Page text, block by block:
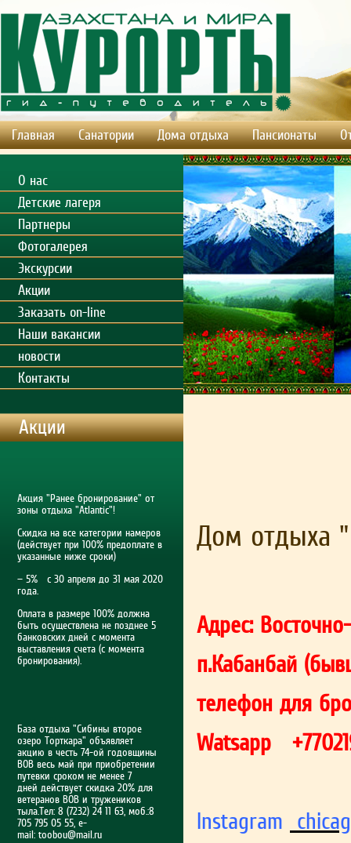
Главная Санатории Дома отдыха Пансионаты
О нас
Детские лагеря
Партнеры
Фотогалерея
Экскурсии
Акции
Заказать on-line
Наши вакансии
новости
Контакты
Акции
Акция "Ранее бронирование" от
зоны отдыха "Atlantic"!
Скидка на все категории намеров
(действует при 100% предоплате в
указанные ниже сроки)
— 5% с 30 апреля до 31 мая 2020
года.
Оплата в размере 100% должна
быть осуществлена не позднее 5
банковских дней с момента
выставления счета (с момента
бронирования).
База отдыха "Сибины второе
озеро Торткара" объявляет
акцию в честь 74-ой годовщины
ВОВ весь май при приобретении
путевки сроком не менее 7
дней действует скидка 20% для
ветеранов ВОВ и тружеников
тыла.Тел: 8 (7232) 24 11 63, моб.:8
705 795 05 55, e-
mail: toobou@mail.ru
Дом отдыха
Адрес:
п.Кабанбай
телефон для
Watsapp
Instagram